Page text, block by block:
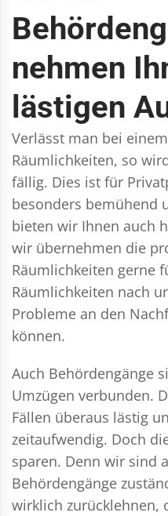
nehmen
lästigen
Verlässt man bei
Räumlichkeiten, so
fällig. Dies ist für
besonders bemühend
bieten wir Ihnen auch
wir übernehmen die
Räumlichkeiten gerne
Räumlichkeiten nach
Probleme an den
können.
Auch Behördengänge
Umzügen verbunden.
Fällen überaus lästig
zeitaufwendig. Doch
sparen. Denn wir sind
Behördengänge
wirklich zurücklehnen,